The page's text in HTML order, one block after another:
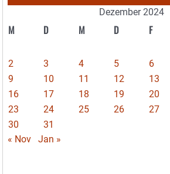
Dezember 2024
M D M D F
2
3 4 5 6
9
10 11 12 13
16
17 18 19 20
23
24 25 26 27
30
31
« Nov
Jan »